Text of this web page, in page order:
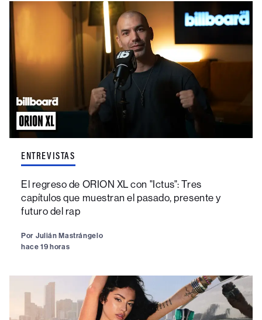
ENTREVISTAS
El regreso de ORION XL con "Ictus": Tres
capítulos que muestran el pasado, presente y
futuro del rap
Por Julián Mastrángelo
hace 19 horas